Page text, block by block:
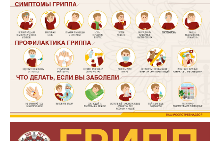
ДЛЯ ВАС, РОДИТЕЛИ
ОБРАТНАЯ СВЯЗЬ
КАРТА САЙТА